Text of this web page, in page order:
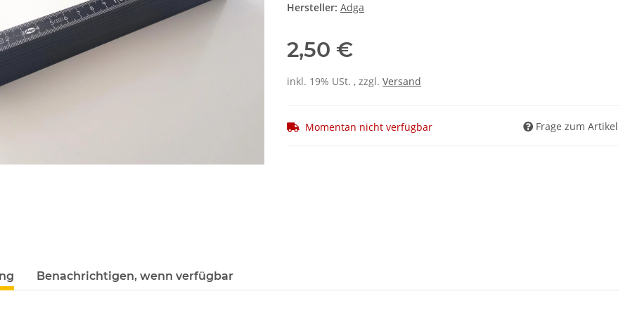
Hersteller: Adga
2,50 €
inkl. 19% USt. , zzgl. Versand
Momentan nicht verfügbar Frage zum Artikel
Benachrichtigen, wenn verfügbar